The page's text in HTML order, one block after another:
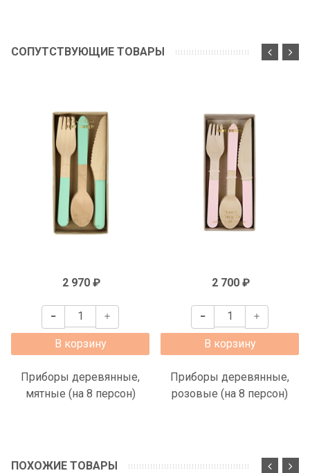
СОПУТСТВУЮЩИЕ ТОВАРЫ
2 970 ₽
В корзину
Приборы деревянные,
мятные (на 8 персон)
2 700 ₽
В корзину
Приборы деревянные,
розовые (на 8 персон)
ПОХОЖИЕ ТОВАРЫ